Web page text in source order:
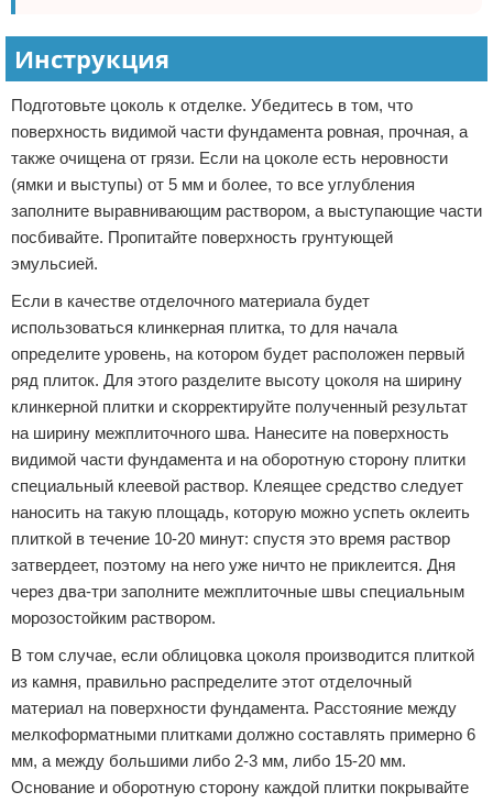
Инструкция
Подготовьте цоколь к отделке. Убедитесь в том, что
поверхность видимой части фундамента ровная, прочная, а
также очищена от грязи. Если на цоколе есть неровности
(ямки и выступы) от 5 мм и более, то все углубления
заполните выравнивающим раствором, а выступающие части
посбивайте. Пропитайте поверхность грунтующей
эмульсией.
Если в качестве отделочного материала будет
использоваться клинкерная плитка, то для начала
определите уровень, на котором будет расположен первый
ряд плиток. Для этого разделите высоту цоколя на ширину
клинкерной плитки и скорректируйте полученный результат
на ширину межплиточного шва. Нанесите на поверхность
видимой части фундамента и на оборотную сторону плитки
специальный клеевой раствор. Клеящее средство следует
наносить на такую площадь, которую можно успеть оклеить
плиткой в течение 10-20 минут: спустя это время раствор
затвердеет, поэтому на него уже ничто не приклеится. Дня
через два-три заполните межплиточные швы специальным
морозостойким раствором.
В том случае, если облицовка цоколя производится плиткой
из камня, правильно распределите этот отделочный
материал на поверхности фундамента. Расстояние между
мелкоформатными плитками должно составлять примерно 6
мм, а между большими либо 2-3 мм, либо 15-20 мм.
Основание и оборотную сторону каждой плитки покрывайте